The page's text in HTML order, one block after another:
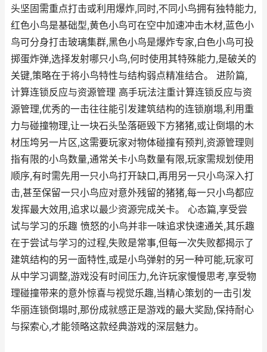
头坚固需重点打击或利用爆炸,同时,不同小鸟拥有独特能力,
红色小鸟是基础型,黄色小鸟可在空中加速冲击木材,蓝色小
鸟可分身打击玻璃集群,黑色小鸟是爆炸专家,白色小鸟可投
掷蛋炸弹,选择发射哪只小鸟,何时使用其特殊能力,是破关的
关键,策略在于将小鸟特性与结构弱点精准结合。 进阶篇,
计算连锁反应与资源管理 高手玩法注重计算连锁反应与资
源管理,优秀的一击往往能引发建筑结构的连锁崩塌,利用重
力与碰撞物理,让一块石头坠落砸毁下方猪猪,或让倒塌的木
材压垮另一片区,这需要玩家对物体碰撞有预判,资源管理则
指有限的小鸟数量,通常关卡小鸟数量有限,玩家需规划使用
顺序,有时需先用一只小鸟打开缺口,再用另一只小鸟深入打
击,甚至保留一只小鸟应对意外残留的猪猪,每一只小鸟都应
发挥最大效用,追求以最少资源完成关卡。 心态篇,享受尝
试与学习的乐趣 愤怒的小鸟并非一味追求快速通关,其乐趣
在于尝试与学习的过程,失败是常事,但每一次失败都揭示了
建筑结构的另一面特性,或是小鸟弹射的另一种可能,玩家可
从中学习调整,游戏没有时间压力,允许玩家慢慢思考,享受物
理碰撞带来的意外惊喜与视觉乐趣,当精心策划的一击引发
华丽连锁倒塌时,那份成就感正是游戏的最大奖励,保持耐心
与探索心,才能领略这款经典游戏的深层魅力。